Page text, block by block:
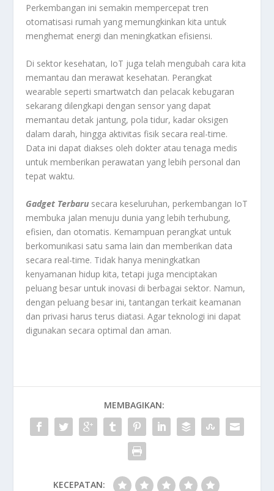
Perkembangan ini semakin mempercepat tren
otomatisasi rumah yang memungkinkan kita untuk
menghemat energi dan meningkatkan efisiensi.
Di sektor kesehatan, IoT juga telah mengubah cara kita
memantau dan merawat kesehatan. Perangkat
wearable seperti smartwatch dan pelacak kebugaran
sekarang dilengkapi dengan sensor yang dapat
memantau detak jantung, pola tidur, kadar oksigen
dalam darah, hingga aktivitas fisik secara real-time.
Data ini dapat diakses oleh dokter atau tenaga medis
untuk memberikan perawatan yang lebih personal dan
tepat waktu.
Gadget Terbaru secara keseluruhan, perkembangan IoT
membuka jalan menuju dunia yang lebih terhubung,
efisien, dan otomatis. Kemampuan perangkat untuk
berkomunikasi satu sama lain dan memberikan data
secara real-time. Tidak hanya meningkatkan
kenyamanan hidup kita, tetapi juga menciptakan
peluang besar untuk inovasi di berbagai sektor. Namun,
dengan peluang besar ini, tantangan terkait keamanan
dan privasi harus terus diatasi. Agar teknologi ini dapat
digunakan secara optimal dan aman.
MEMBAGIKAN:
KECEPATAN: